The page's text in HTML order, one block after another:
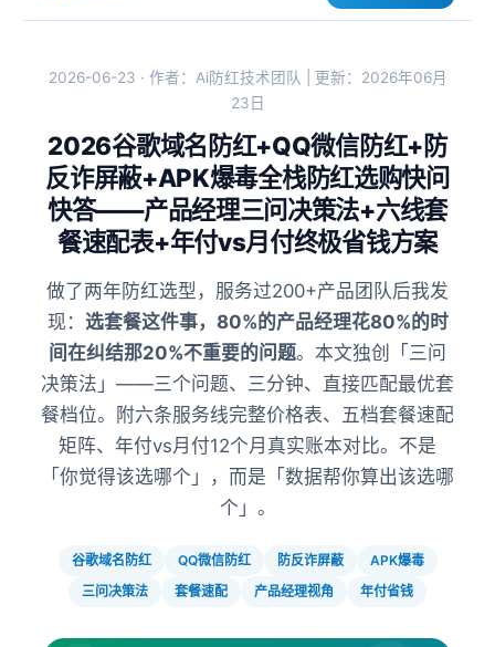
2026-06-23 · 作者：Ai防红技术团队 | 更新：2026年06月
23日
2026谷歌域名防红+QQ微信防红+防
反诈屏蔽+APK爆毒全栈防红选购快问
快答——产品经理三问决策法+六线套
餐速配表+年付vs月付终极省钱方案
做了两年防红选型，服务过200+产品团队后我发
现： 选套餐这件事，80%的产品经理花80%的时
间在纠结那20%不重要的问题。本文独创「三问
决策法」——三个问题、三分钟、直接匹配最优套
餐档位。附六条服务线完整价格表、五档套餐速配
矩阵、年付vs月付12个月真实账本对比。不是
「你觉得该选哪个」，而是「数据帮你算出该选哪
个」。
谷歌域名防红 QQ微信防红 防反诈屏蔽
APK爆毒
三问决策法
套餐速配 产品经理视角 年付省钱